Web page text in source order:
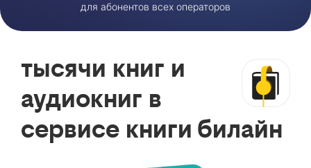
для абонентов всех операторов
тысячи книг и
аудиокниг в
сервисе книги билайн